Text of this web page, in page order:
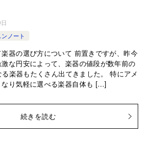
ノート
楽器の選び方について 前置きですが、昨今
な円安によって、楽器の値段が数年前の
楽器もたくさん出てきました。 特にアメ
なり気軽に選べる楽器自体も […]
続きを読む